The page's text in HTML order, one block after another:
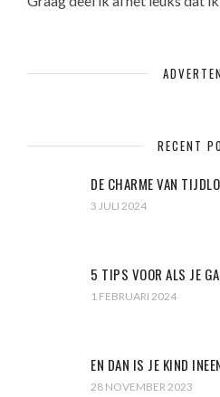
RECENT
DE CHARME VAN
3 JULI 2024
5 TIPS VOOR ALS JE
1 FEBRUARI 2024
EN DAN IS JE KIND
28 NOVEMBER 2023